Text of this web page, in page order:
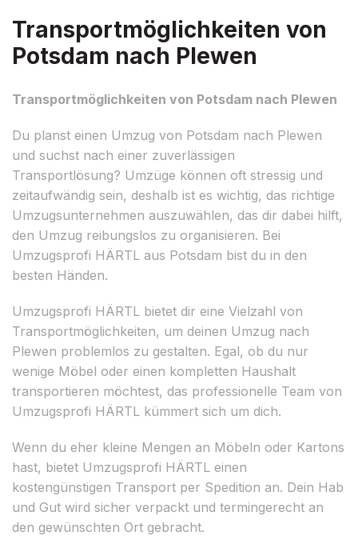
Transportmöglichkeiten von
Potsdam nach Plewen
Transportmöglichkeiten von Potsdam nach Plewen
Du planst einen Umzug von Potsdam nach Plewen
und suchst nach einer zuverlässigen
Transportlösung? Umzüge können oft stressig und
zeitaufwändig sein, deshalb ist es wichtig, das richtige
Umzugsunternehmen auszuwählen, das dir dabei hilft,
den Umzug reibungslos zu organisieren. Bei
Umzugsprofi HÄRTL aus Potsdam bist du in den
besten Händen.
Umzugsprofi HÄRTL bietet dir eine Vielzahl von
Transportmöglichkeiten, um deinen Umzug nach
Plewen problemlos zu gestalten. Egal, ob du nur
wenige Möbel oder einen kompletten Haushalt
transportieren möchtest, das professionelle Team von
Umzugsprofi HÄRTL kümmert sich um dich.
Wenn du eher kleine Mengen an Möbeln oder Kartons
hast, bietet Umzugsprofi HÄRTL einen
kostengünstigen Transport per Spedition an. Dein Hab
und Gut wird sicher verpackt und termingerecht an
den gewünschten Ort gebracht.